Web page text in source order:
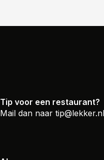
Tip voor een restaurant?
Mail dan naar tip@lekker.nl